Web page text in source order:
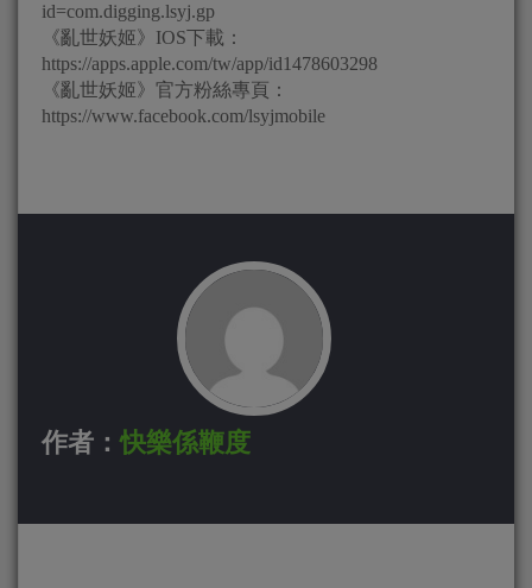
id=com.digging.lsyj.gp
《亂世妖姬》IOS下載：
https://apps.apple.com/tw/app/id1478603298
《亂世妖姬》官方粉絲專頁：
https://www.facebook.com/lsyjmobile
作者：快樂係鞭度